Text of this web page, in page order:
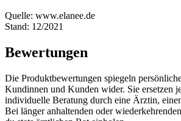
Quelle: www.elanee.de
Stand: 12/2021
Bewertungen
Die Produktbewertungen spiegeln
Kundinnen und Kunden wider. Sie ersetzen
individuelle Beratung durch eine Ärztin,
Bei länger anhaltenden oder